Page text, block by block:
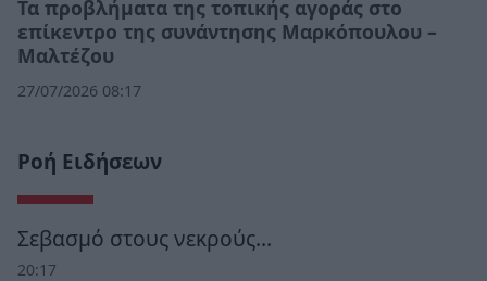
Τα προβλήματα της τοπικής αγοράς στο
επίκεντρο της συνάντησης Μαρκόπουλου –
Μαλτέζου
27/07/2026 08:17
Ροή Ειδήσεων
Σεβασμό στους νεκρούς…
20:17